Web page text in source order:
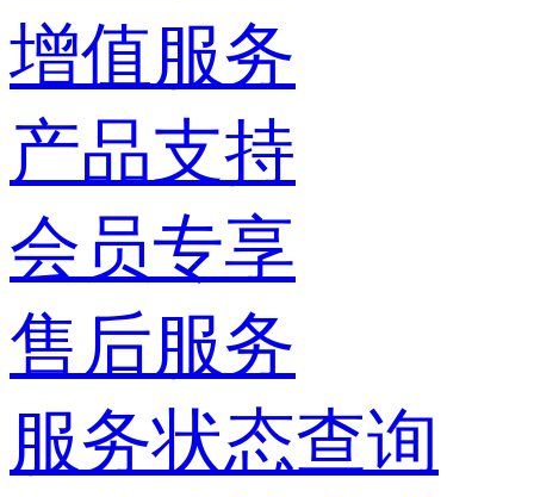
增值服务
产品支持
会员专享
售后服务
服务状态查询